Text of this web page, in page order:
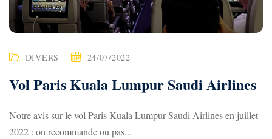
DIVERS 24/07/2022
Vol Paris Kuala Lumpur Saudi Airlines
Notre avis sur le vol Paris Kuala Lumpur Saudi Airlines en juillet
2022 : on recommande ou pas...